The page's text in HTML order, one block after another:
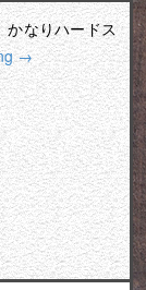
かなりハードス
→